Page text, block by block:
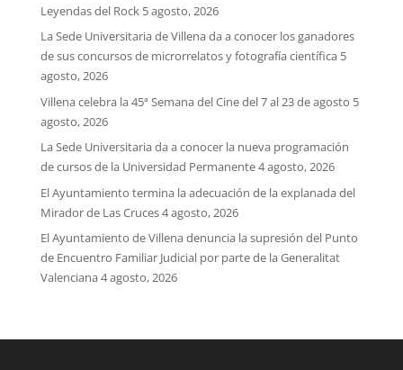
Leyendas del Rock 5 agosto, 2026
La Sede Universitaria de Villena da a conocer los ganadores
de sus concursos de microrrelatos y fotografía científica 5
agosto, 2026
Villena celebra la 45ª Semana del Cine del 7 al 23 de agosto 5
agosto, 2026
La Sede Universitaria da a conocer la nueva programación
de cursos de la Universidad Permanente4 agosto, 2026
El Ayuntamiento termina la adecuación de la explanada del
Mirador de Las Cruces4 agosto, 2026
El Ayuntamiento de Villena denuncia la supresión del Punto
de Encuentro Familiar Judicial por parte de la Generalitat
Valenciana4 agosto, 2026